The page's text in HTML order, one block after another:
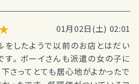
01月02日(土) 02:01
をしたようで以前のお店とはだい
す。 ボーイさんも派遣の女の子に
さってとても居心地がよかったで